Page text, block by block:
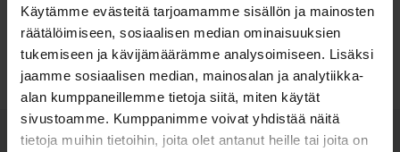
Käytämme evästeitä tarjoamamme sisällön ja mainosten
räätälöimiseen, sosiaalisen median ominaisuuksien
tukemiseen ja kävijämäärämme analysoimiseen. Lisäksi
jaamme sosiaalisen median, mainosalan ja analytiikka-
alan kumppaneillemme tietoja siitä, miten käytät
sivustoamme. Kumppanimme voivat yhdistää näitä
tietoja muihin tietoihin, joita olet antanut heille tai joita on
Lue artikkeli